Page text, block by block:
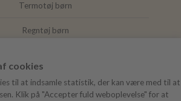
cookies
til at indsamle statistik, der kan være med til at
Klik på "Accepter fuld weboplevelse" for at
Termotøj børn
Regntøj børn
Mushie